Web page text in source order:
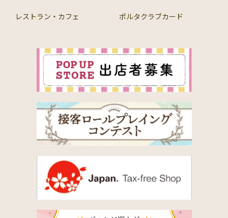
レストラン・カフェ ポルタクラブカード